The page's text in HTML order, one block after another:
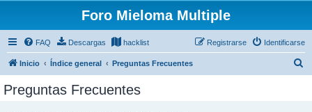
Foro Mieloma Multiple
FAQ Descargas hacklist Identificarse
Registrarse
Inicio Índice general Preguntas Frecuentes
Preguntas Frecuentes